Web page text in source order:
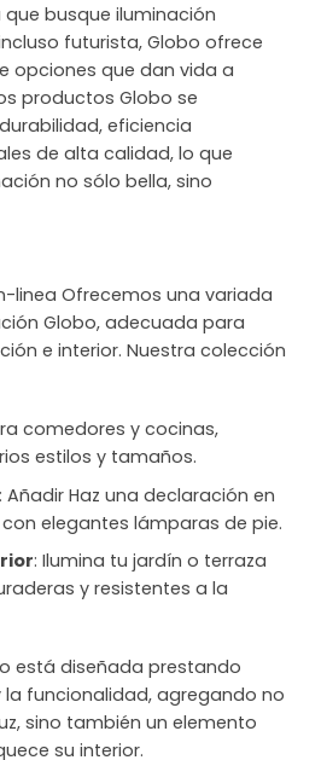
busque iluminación
futurista, Globo ofrece
opciones que dan vida a
productos Globo se
eficiencia
de alta calidad, lo que
no sólo bella, sino
linea Ofrecemos una variada
Globo, adecuada para
e interior. Nuestra colección
comedores y cocinas,
estilos y tamaños.
: Añadir Haz una declaración en
elegantes lámparas de pie.
: Ilumina tu jardín o terraza
y resistentes a la
está diseñada prestando
funcionalidad, agregando no
sino también un elemento
su interior.